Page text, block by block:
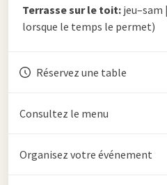
Terrasse sur le toit: jeu–sam
lorsque le temps le permet)
Réservez une table
Consultez le menu
Organisez votre événement